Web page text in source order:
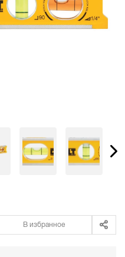
В избранное